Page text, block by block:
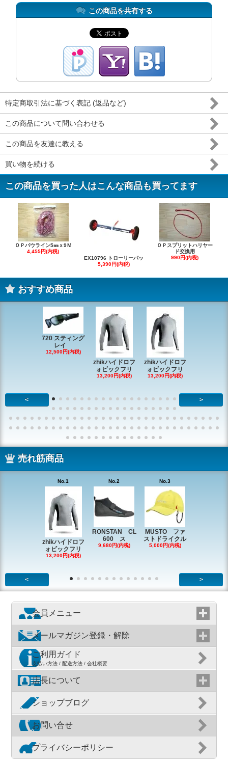
この商品を共有する
特定商取引法に基づく表記 (返品など)
この商品について問い合わせる
この商品を友達に教える
買い物を続ける
この商品を買った人はこんな商品も買ってます
ＯＰバウライン5㎜ｘ9Ｍ
4,455円(内税)
EX10796 トローリーパッ
5,390円(内税)
ＯＰスプリットハリヤー
ド交換用
990円(内税)
おすすめ商品
720 スティング
レイ
12,500円(内税)
zhikハイドロフ
ォビックフリ
13,200円(内税)
zhikハイドロフ
ォビックフリ
13,200円(内税)
< >
売れ筋商品
No.1
zhikハイドロフ
ォビックフリ
13,200円(内税)
No.2
RONSTAN CL
600 ス
9,680円(内税)
No.3
MUSTO ファ
ストドライクル
5,000円(内税)
< >
会員メニュー
メールマガジン登録・解除
ご利用ガイド
支払い方法 / 配送方法 / 会社概要
店長について
ショップブログ
お問い合せ
プライバシーポリシー